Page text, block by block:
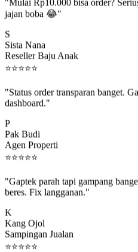
jajan boba 😂"
Sista Nana
Reseller Baju Anak
⭐⭐⭐⭐⭐
dashboard."
Pak Budi
Agen Properti
⭐⭐⭐⭐⭐
beres. Fix langganan."
Kang Ojol
Sampingan Jualan
⭐⭐⭐⭐⭐